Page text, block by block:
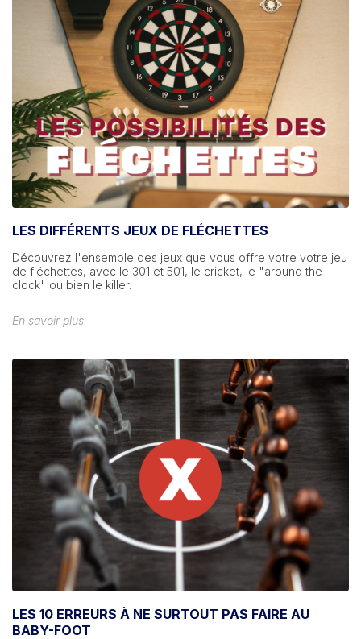
LES DIFFÉRENTS JEUX DE FLÉCHETTES
Découvrez l'ensemble des jeux que vous offre votre votre jeu
de fléchettes, avec le 301 et 501, le cricket, le "around the
clock" ou bien le killer.
En savoir plus
LES 10 ERREURS À NE SURTOUT PAS FAIRE AU
BABY-FOOT